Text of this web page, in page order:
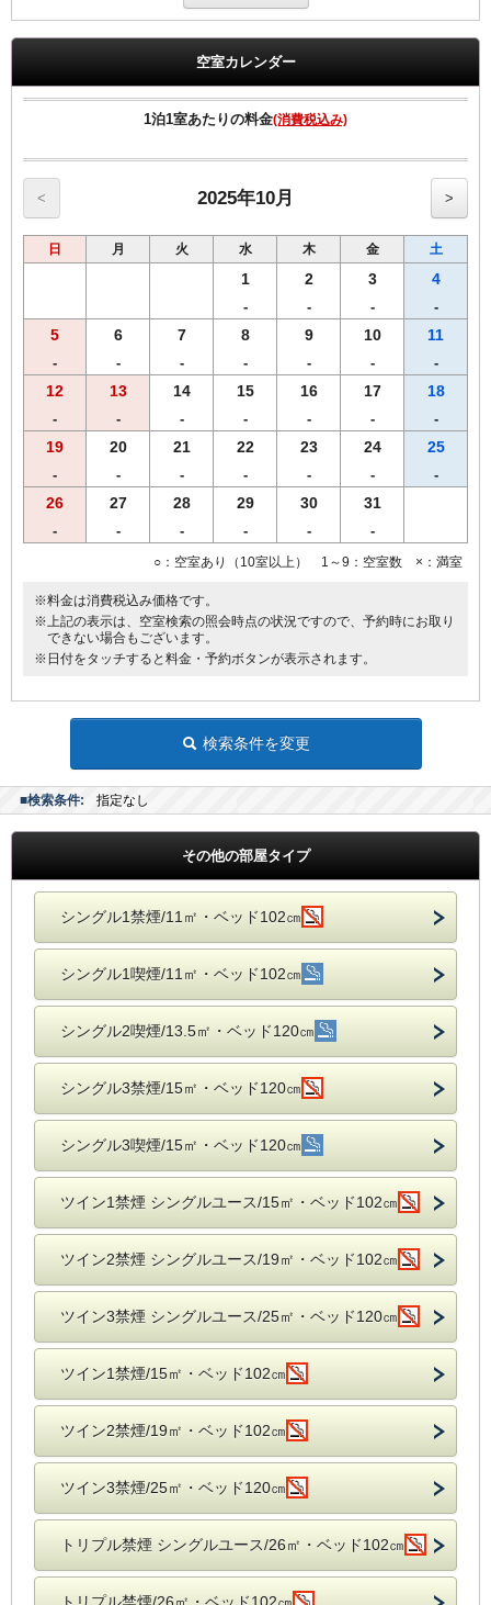
飛騨の郷土料理を豊富に盛り込んだ和定食（現在和朝食のみの提供と
なります）
完備。
・ご宿泊者様専用の大浴場をご利用いただけます。
空室カレンダー
1泊1室あたりの料金(消費税込み)
< 2025年10月 >
日 月 火 水 木 金 土
1
-
2
-
3
-
4
-
5
-
6
-
7
-
8
-
9
-
10
-
11
-
12
-
13
-
14
-
15
-
16
-
17
-
18
-
19
-
20
-
21
-
22
-
23
-
24
-
25
-
26
-
27
-
28
-
29
-
30
-
31
-
○：空室あり（10室以上） 1～9：空室数 ×：満室
※料金は消費税込み価格です。
※上記の表示は、空室検索の照会時点の状況ですので、予約時にお取り
できない場合もございます。
※日付をタッチすると料金・予約ボタンが表示されます。
検索条件を変更
■検索条件: 指定なし
その他の部屋タイプ
シングル1禁煙/11㎡・ベッド102㎝
シングル1喫煙/11㎡・ベッド102㎝
シングル2喫煙/13.5㎡・ベッド120㎝
シングル3禁煙/15㎡・ベッド120㎝
シングル3喫煙/15㎡・ベッド120㎝
ツイン1禁煙 シングルユース/15㎡・ベッド102㎝
ツイン2禁煙 シングルユース/19㎡・ベッド102㎝
ツイン3禁煙 シングルユース/25㎡・ベッド120㎝
ツイン1禁煙/15㎡・ベッド102㎝
ツイン2禁煙/19㎡・ベッド102㎝
ツイン3禁煙/25㎡・ベッド120㎝
トリプル禁煙 シングルユース/26㎡・ベッド102㎝